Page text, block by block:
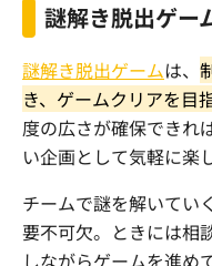
謎解き脱出ゲー
謎解き脱出ゲームは、
き、ゲームクリアを目
度の広さが確保できれ
い企画として気軽に楽
チームで謎を解いてい
要不可欠。ときには相
しながらゲームを進め